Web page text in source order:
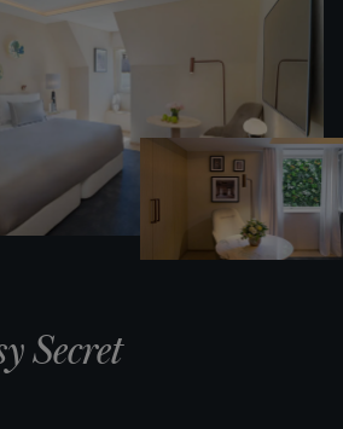
Secret